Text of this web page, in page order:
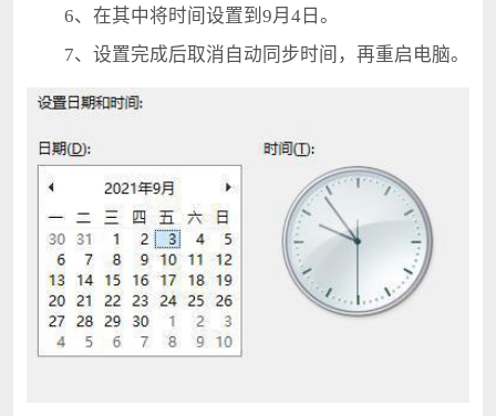
6、在其中将时间设置到9月4日。
7、设置完成后取消自动同步时间，再重启电脑。